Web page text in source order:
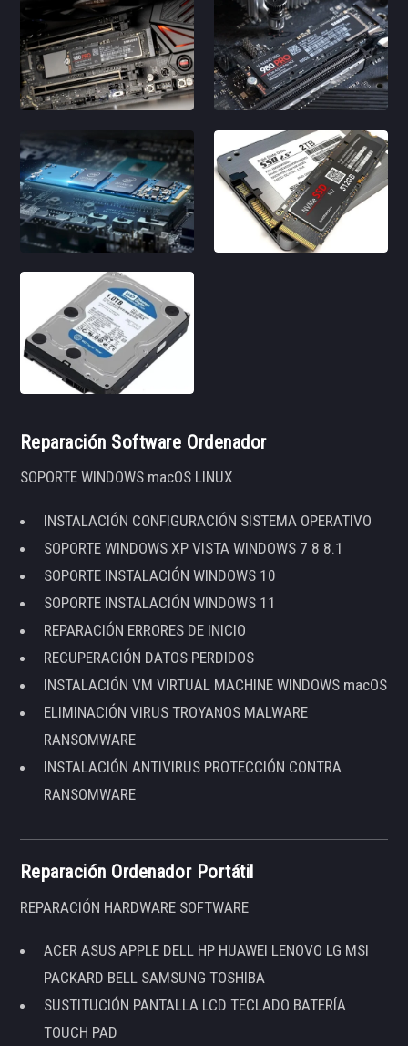
Reparación Software Ordenador
SOPORTE WINDOWS macOS LINUX
INSTALACIÓN CONFIGURACIÓN SISTEMA OPERATIVO
SOPORTE WINDOWS XP VISTA WINDOWS 7 8 8.1
SOPORTE INSTALACIÓN WINDOWS 10
SOPORTE INSTALACIÓN WINDOWS 11
REPARACIÓN ERRORES DE INICIO
RECUPERACIÓN DATOS PERDIDOS
INSTALACIÓN VM VIRTUAL MACHINE WINDOWS macOS
ELIMINACIÓN VIRUS TROYANOS MALWARE
RANSOMWARE
INSTALACIÓN ANTIVIRUS PROTECCIÓN CONTRA
RANSOMWARE
Reparación Ordenador Portátil
REPARACIÓN HARDWARE SOFTWARE
ACER ASUS APPLE DELL HP HUAWEI LENOVO LG MSI
PACKARD BELL SAMSUNG TOSHIBA
SUSTITUCIÓN PANTALLA LCD TECLADO BATERÍA
TOUCH PAD